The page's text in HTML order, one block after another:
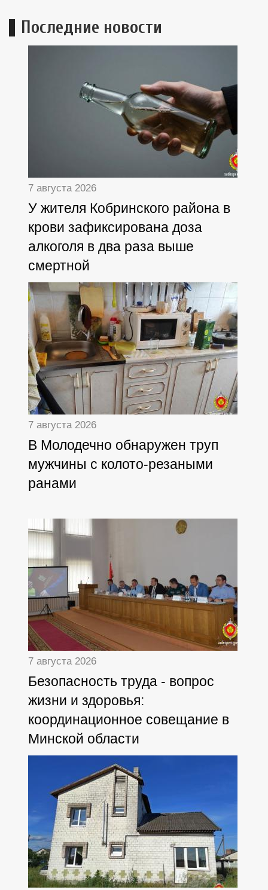
Последние новости
7 августа 2026
У жителя Кобринского района в
крови зафиксирована доза
алкоголя в два раза выше
смертной
7 августа 2026
В Молодечно обнаружен труп
мужчины с колото-резаными
ранами
7 августа 2026
Безопасность труда - вопрос
жизни и здоровья:
координационное совещание в
Минской области